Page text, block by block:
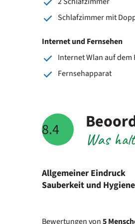
Schlafzimmer mit
Internet und Fernsehen
Internet Wlan auf dem
Fernsehapparat
8.4 Was
Allgemeiner Eindruck
Sauberkeit und Hygiene
Bewertungen von5